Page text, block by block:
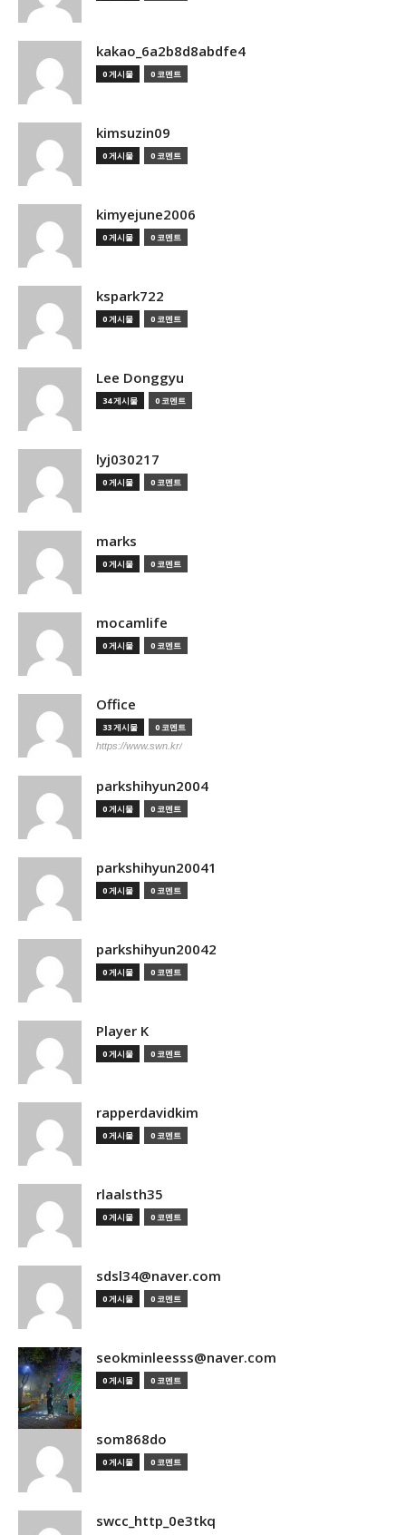
kakao_6a2b8d8abdfe4
0 게시물 0 코멘트
kimsuzin09
0 게시물 0 코멘트
kimyejune2006
0 게시물 0 코멘트
kspark722
0 게시물 0 코멘트
Lee Donggyu
34 게시물 0 코멘트
lyj030217
0 게시물 0 코멘트
marks
0 게시물 0 코멘트
mocamlife
0 게시물 0 코멘트
Office
33 게시물 0 코멘트
https://www.swn.kr/
parkshihyun2004
0 게시물 0 코멘트
parkshihyun20041
0 게시물 0 코멘트
parkshihyun20042
0 게시물 0 코멘트
Player K
0 게시물 0 코멘트
rapperdavidkim
0 게시물 0 코멘트
rlaalsth35
0 게시물 0 코멘트
sdsl34@naver.com
0 게시물 0 코멘트
seokminleesss@naver.com
0 게시물 0 코멘트
som868do
0 게시물 0 코멘트
swcc_http_0e3tkq